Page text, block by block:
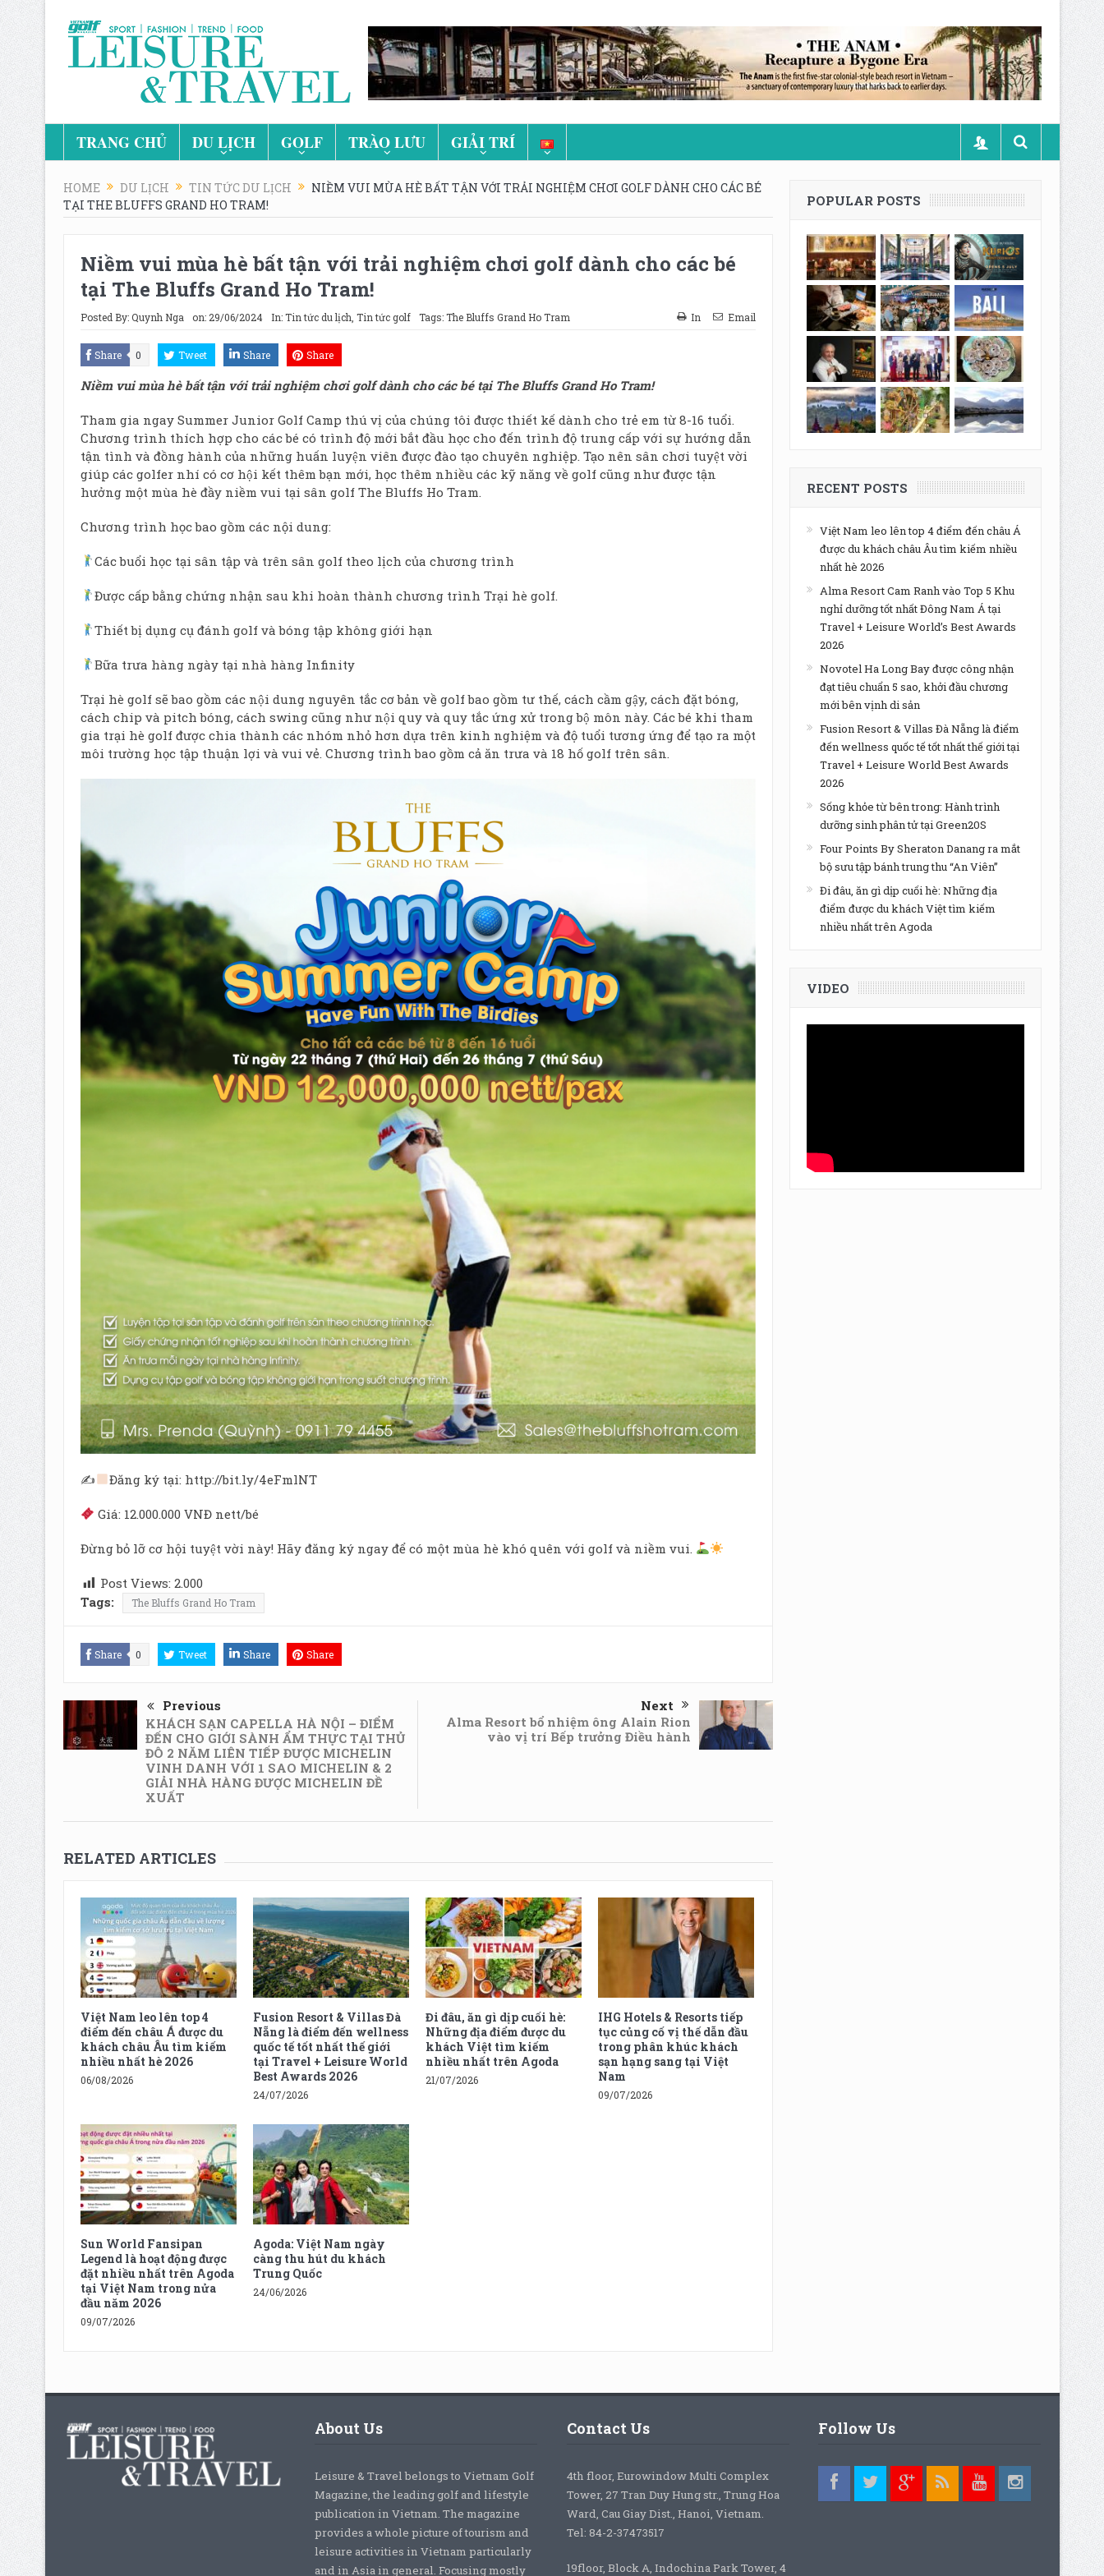
TRANG CHỦ DU LỊCH GOLF TRÀO LƯU GIẢI TRÍ
HOME DU LỊCH TIN TỨC DU LỊCH
NIỀM VUI MÙA HÈ BẤT TẬN VỚI TRẢI NGHIỆM CHƠI GOLF DÀNH CHO CÁC BÉ
TẠI THE BLUFFS GRAND HO TRAM!
Niềm vui mùa hè bất tận với trải nghiệm chơi golf dành cho các bé
tại The Bluffs Grand Ho Tram!
Posted By:Quynh Nga on: 29/06/2024 In:Tin tức du lịch Tin tức golf Tags:The Bluffs Grand Ho Tram In Email
Share 0 Tweet Share Share
Niềm vui mùa hè bất tận với trải nghiệm chơi golf dành cho các bé tại The Bluffs Grand Ho Tram!
Tham gia ngay Summer Junior Golf Camp thú vị của chúng tôi được thiết kế dành cho trẻ em từ 8-16 tuổi.
Chương trình thích hợp cho các bé có trình độ mới bắt đầu học cho đến trình độ trung cấp với sự hướng dẫn
tận tình và đồng hành của những huấn luyện viên được đào tạo chuyên nghiệp. Tạo nên sân chơi tuyệt vời
giúp các golfer nhí có cơ hội kết thêm bạn mới, học thêm nhiều các kỹ năng về golf cũng như được tận
hưởng một mùa hè đầy niềm vui tại sân golf The Bluffs Ho Tram.
Chương trình học bao gồm các nội dung:
Các buổi học tại sân tập và trên sân golf theo lịch của chương trình
Được cấp bằng chứng nhận sau khi hoàn thành chương trình Trại hè golf.
Thiết bị dụng cụ đánh golf và bóng tập không giới hạn
Bữa trưa hàng ngày tại nhà hàng Infinity
Trại hè golf sẽ bao gồm các nội dung nguyên tắc cơ bản về golf bao gồm tư thế, cách cầm gậy, cách đặt bóng,
cách chip và pitch bóng, cách swing cũng như nội quy và quy tắc ứng xử trong bộ môn này. Các bé khi tham
gia trại hè golf được chia thành các nhóm nhỏ hơn dựa trên kinh nghiệm và độ tuổi tương ứng để tạo ra một
môi trường học tập thuận lợi và vui vẻ. Chương trình bao gồm cả ăn trưa và 18 hố golf trên sân.
✍ Đăng ký tại: http://bit.ly/4eFmlNT
Giá: 12.000.000 VNĐ nett/bé
Đừng bỏ lỡ cơ hội tuyệt vời này! Hãy đăng ký ngay để có một mùa hè khó quên với golf và niềm vui.
Post Views: 2.000
Tags:
The Bluffs Grand Ho Tram
Share 0 Tweet Share Share
Previous
KHÁCH SẠN CAPELLA HÀ NỘI – ĐIỂM
ĐẾN CHO GIỚI SÀNH ẨM THỰC TẠI THỦ
ĐÔ 2 NĂM LIÊN TIẾP ĐƯỢC MICHELIN
VINH DANH VỚI 1 SAO MICHELIN & 2
GIẢI NHÀ HÀNG ĐƯỢC MICHELIN ĐỀ
XUẤT
Next
Alma Resort bổ nhiệm ông Alain Rion
vào vị trí Bếp trưởng Điều hành
RELATED ARTICLES
Việt Nam leo lên top 4
điểm đến châu Á được du
khách châu Âu tìm kiếm
nhiều nhất hè 2026
06/08/2026
Fusion Resort & Villas Đà
Nẵng là điểm đến wellness
quốc tế tốt nhất thế giới
tại Travel + Leisure World
Best Awards 2026
24/07/2026
Đi đâu, ăn gì dịp cuối hè:
Những địa điểm được du
khách Việt tìm kiếm
nhiều nhất trên Agoda
21/07/2026
IHG Hotels & Resorts tiếp
tục củng cố vị thế dẫn đầu
trong phân khúc khách
sạn hạng sang tại Việt
Nam
09/07/2026
Sun World Fansipan
Legend là hoạt động được
đặt nhiều nhất trên Agoda
tại Việt Nam trong nửa
đầu năm 2026
09/07/2026
Agoda: Việt Nam ngày
càng thu hút du khách
Trung Quốc
24/06/2026
POPULAR POSTS
RECENT POSTS
Việt Nam leo lên top 4 điểm đến châu Á
được du khách châu Âu tìm kiếm nhiều
nhất hè 2026
Alma Resort Cam Ranh vào Top 5 Khu
nghỉ dưỡng tốt nhất Đông Nam Á tại
Travel + Leisure World’s Best Awards
2026
Novotel Ha Long Bay được công nhận
đạt tiêu chuẩn 5 sao, khởi đầu chương
mới bên vịnh di sản
Fusion Resort & Villas Đà Nẵng là điểm
đến wellness quốc tế tốt nhất thế giới tại
Travel + Leisure World Best Awards
2026
Sống khỏe từ bên trong: Hành trình
dưỡng sinh phân tử tại Green20S
Four Points By Sheraton Danang ra mắt
bộ sưu tập bánh trung thu “An Viên”
Đi đâu, ăn gì dịp cuối hè: Những địa
điểm được du khách Việt tìm kiếm
nhiều nhất trên Agoda
VIDEO
About Us
Leisure & Travel belongs to Vietnam Golf
Magazine, the leading golf and lifestyle
publication in Vietnam. The magazine
provides a whole picture of tourism and
leisure activities in Vietnam particularly
and in Asia in general. Focusing mostly
Contact Us
4th floor, Eurowindow Multi Complex
Tower, 27 Tran Duy Hung str., Trung Hoa
Ward, Cau Giay Dist., Hanoi, Vietnam.
Tel: 84-2-37473517
19floor, Block A, Indochina Park Tower, 4
Follow Us